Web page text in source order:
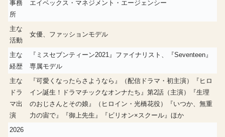
事務
所
エイベックス・マネジメント・エージェンシー
主な
活動
女優、ファッションモデル
主な
経歴
『ミスセブンティーン2021』ファイナリスト、『Seventeen』
専属モデル
主な
ドラ
マ出
演
『可愛くなったらさようなら』（配信ドラマ・初主演）『ヒロ
イン誕生！ドラマチックなオンナたち』第2話（主演）『生理
のおじさんとその娘』（ヒロイン・光橋花役）『いつか、無重
力の宙で』『御上先生』『ビリオン×スクール』ほか
2026